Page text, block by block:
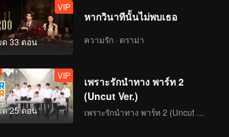
263
VIP
264
VIP
265
VIP
267
VIP
268
VIP
33 ตอน
VIP
หากวินาทีนั้นไม่พบเธอ
ความรัก · ดราม่า
25 ตอน
VIP
เพราะรักนำทาง พาร์ท 2
(Uncut Ver.)